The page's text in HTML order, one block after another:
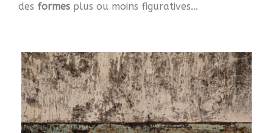
des formes plus ou moins figuratives…
0